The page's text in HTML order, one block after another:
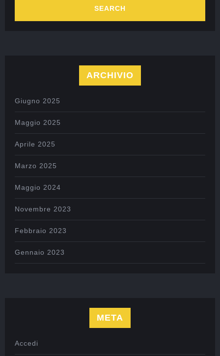
ARCHIVIO
Giugno 2025
Maggio 2025
Aprile 2025
Marzo 2025
Maggio 2024
Novembre 2023
Febbraio 2023
Gennaio 2023
META
Accedi